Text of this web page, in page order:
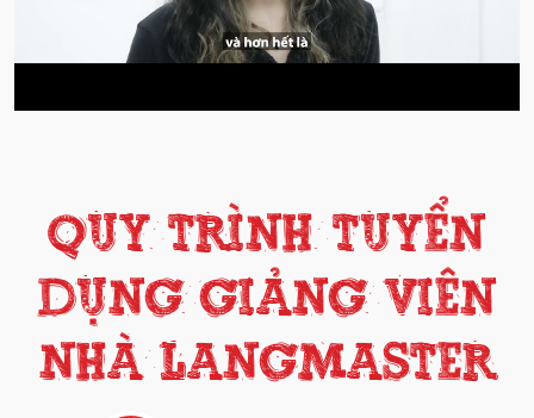
QUY TRÌNH TUYỂN
DỤNG GIẢNG VIÊN
NHÀ LANGMASTER